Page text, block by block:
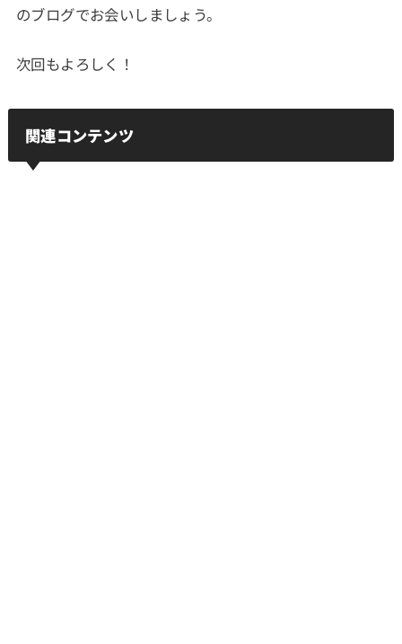
のブログでお会いしましょう。
次回もよろしく！
関連コンテンツ